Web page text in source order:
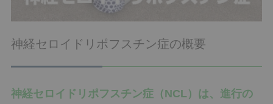
神経セロイドリポフスチン症の概要
神経セロイドリポフスチン症（NCL）は、進行の